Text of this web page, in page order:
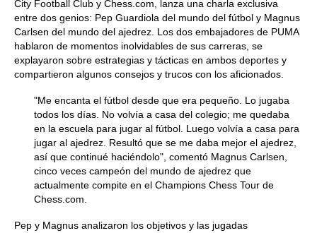
City Football Club y Chess.com, lanza una charla exclusiva
entre dos genios: Pep Guardiola del mundo del fútbol y Magnus
Carlsen del mundo del ajedrez. Los dos embajadores de PUMA
hablaron de momentos inolvidables de sus carreras, se
explayaron sobre estrategias y tácticas en ambos deportes y
compartieron algunos consejos y trucos con los aficionados.
"Me encanta el fútbol desde que era pequeño. Lo jugaba
todos los días. No volvía a casa del colegio; me quedaba
en la escuela para jugar al fútbol. Luego volvía a casa para
jugar al ajedrez. Resultó que se me daba mejor el ajedrez,
así que continué haciéndolo", comentó Magnus Carlsen,
cinco veces campeón del mundo de ajedrez que
actualmente compite en el Champions Chess Tour de
Chess.com.
Pep y Magnus analizaron los objetivos y las jugadas